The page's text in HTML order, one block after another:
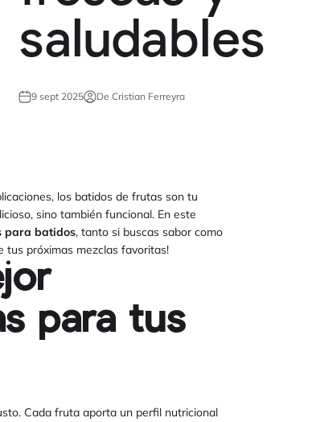
saludables
9 sept 2025 De Cristian Ferreyra
los batidos de frutas son tu
sino también funcional. En este
para batidos, tanto si buscas sabor como
tus próximas mezclas favoritas!
para tus
Cada fruta aporta un perfil nutricional